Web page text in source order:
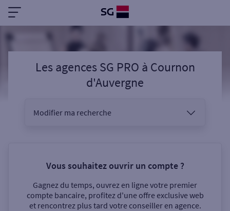
Les agences SG PRO à Cournon
d'Auvergne
Modifier ma recherche
Sélectionnez votre recherche
Vous souhaitez ouvrir un compte ?
Gagnez du temps, ouvrez en ligne votre premier
compte bancaire, profitez d'une offre exclusive web
et rencontrez plus tard votre conseiller en agence.